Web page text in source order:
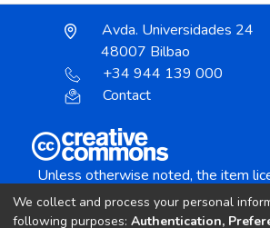
Avda. Universidades 24
48007 Bilbao
+34 944 139 000
Contact
Unless otherwise noted, the item
Creative Commons Attribution-
We collect and process your personal
following purposes: Authentication,